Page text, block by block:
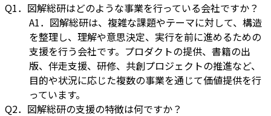
Q1．図解総研はどのような事業を行っている会社ですか？
A1．図解総研は、複雑な課題やテーマに対して、構造
を整理し、理解や意思決定、実行を前に進めるための
支援を行う会社です。プロダクトの提供、書籍の出
版、伴走支援、研修、共創プロジェクトの推進など、
目的や状況に応じた複数の事業を通じて価値提供を行
っています。
Q2．図解総研の支援の特徴は何ですか？